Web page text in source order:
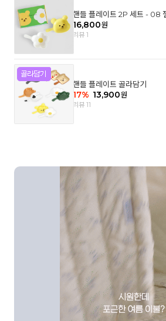
핸들 플레이트 2P 세트 - 08
16,800원
리뷰 1
핸들 플레이트 골라담기
17% 13,900원
리뷰 11